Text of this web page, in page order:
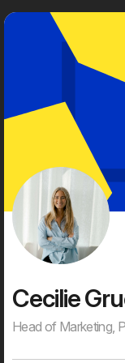
Dwarf
Dwarf er et
med en rig historie
Vi er 60+ digitale
vegne. Alt bliver
for os. Det giver
skabe stærke
effektivisere
digitalisering
Cecilie
Head of Marketing,